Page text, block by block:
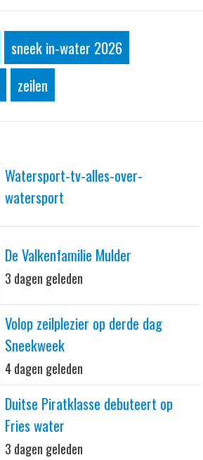
sneek in-water 2026
zeilen
Watersport-tv-alles-over-
watersport
De Valkenfamilie Mulder
3 dagen geleden
Volop zeilplezier op derde dag
Sneekweek
4 dagen geleden
Duitse Piratklasse debuteert op
Fries water
3 dagen geleden